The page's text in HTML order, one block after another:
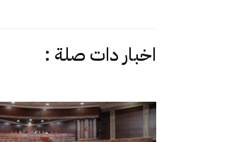
اخبار دات صلة :